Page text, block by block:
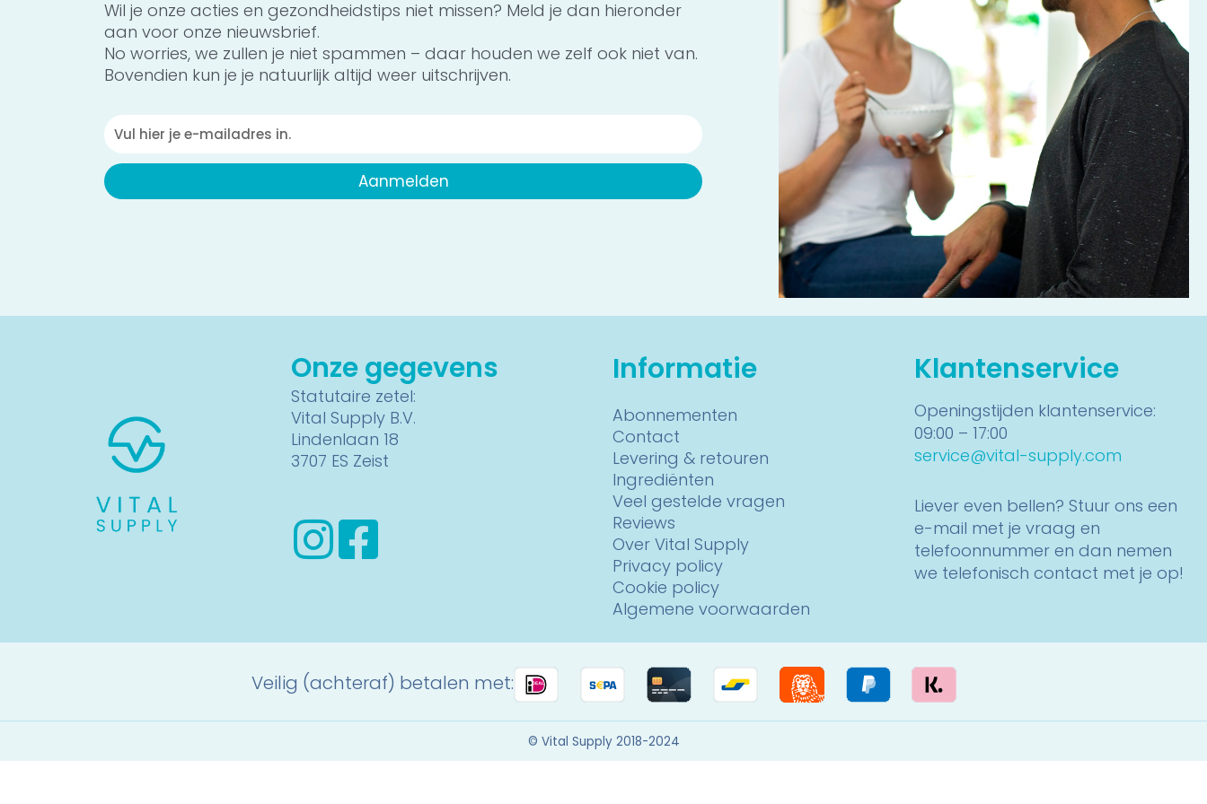
Wil je onze acties en gezondheidstips niet missen? Meld je dan hieronder
aan voor onze nieuwsbrief.
No worries, we zullen je niet spammen – daar houden we zelf ook niet van.
Bovendien kun je je natuurlijk altijd weer uitschrijven.
Emailadres
Aanmelden
Onze gegevens
Statutaire zetel:
Vital Supply B.V.
Lindenlaan 18
3707 ES Zeist
Informatie
Abonnementen
Contact
Levering & retouren
Ingrediënten
Veel gestelde vragen
Reviews
Over Vital Supply
Privacy policy
Cookie policy
Algemene voorwaarden
Klantenservice
Openingstijden klantenservice:
09:00 – 17:00
service@vital-supply.com
Liever even bellen? Stuur ons een
e-mail met je vraag en
telefoonnummer en dan nemen
we telefonisch contact met je op!
Veilig (achteraf) betalen met:
© Vital Supply 2018-2024